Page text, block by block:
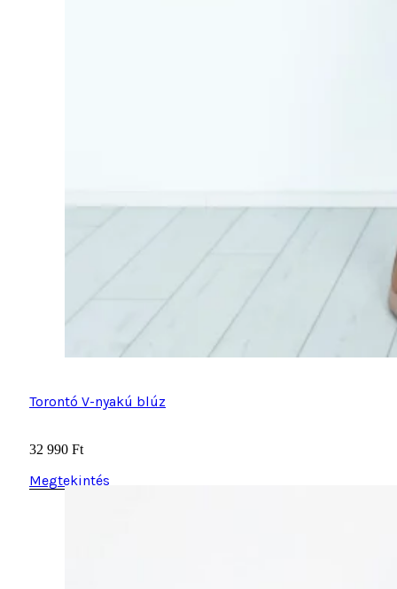
Torontó V-nyakú blúz
32 990 Ft
Megtekintés